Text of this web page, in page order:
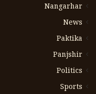
Nangarhar
News
Paktika
Panjshir
Politics
Sports